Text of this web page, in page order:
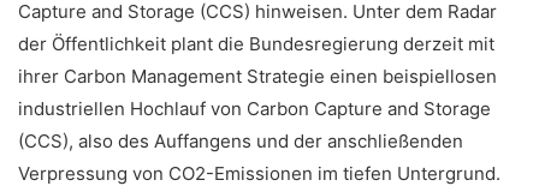
Capture and Storage (CCS) hinweisen. Unter dem Radar
der Öffentlichkeit plant die Bundesregierung derzeit mit
ihrer Carbon Management Strategie einen beispiellosen
industriellen Hochlauf von Carbon Capture and Storage
(CCS), also des Auffangens und der anschließenden
Verpressung von CO2-Emissionen im tiefen Untergrund.